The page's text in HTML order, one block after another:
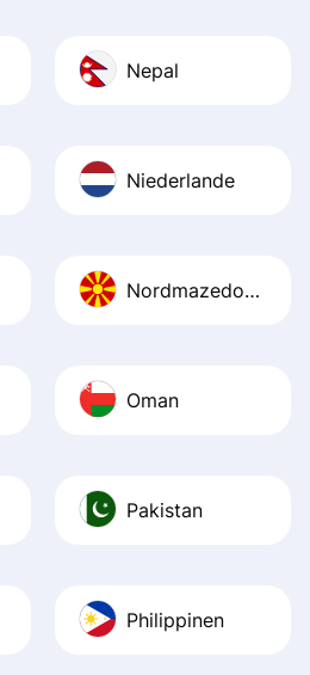
Nepal
Niederlande
Nordmazedonien
Oman
Pakistan
Philippinen